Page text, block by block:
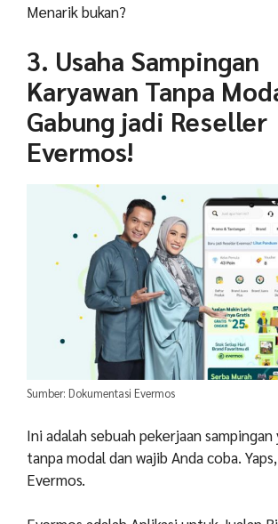
Menarik bukan?
3. Usaha Sampingan
Karyawan Tanpa
Gabung jadi Reseller
Evermos!
Sumber: Dokumentasi Evermos
Ini adalah sebuah pekerjaan sampingan
tanpa modal dan wajib Anda coba.
Evermos.